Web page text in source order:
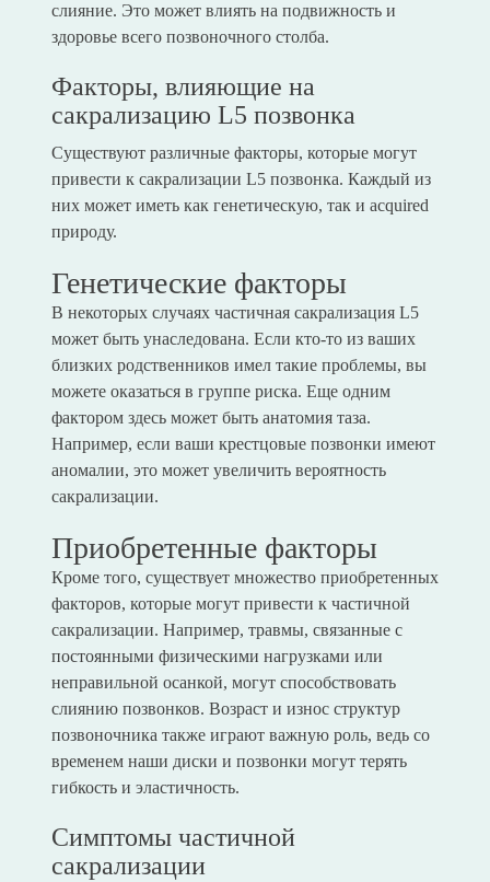
слияние. Это может влиять на подвижность и
здоровье всего позвоночного столба.
Факторы, влияющие на
сакрализацию L5 позвонка
Существуют различные факторы, которые могут
привести к сакрализации L5 позвонка. Каждый из
них может иметь как генетическую, так и acquired
природу.
Генетические факторы
В некоторых случаях частичная сакрализация L5
может быть унаследована. Если кто-то из ваших
близких родственников имел такие проблемы, вы
можете оказаться в группе риска. Еще одним
фактором здесь может быть анатомия таза.
Например, если ваши крестцовые позвонки имеют
аномалии, это может увеличить вероятность
сакрализации.
Приобретенные факторы
Кроме того, существует множество приобретенных
факторов, которые могут привести к частичной
сакрализации. Например, травмы, связанные с
постоянными физическими нагрузками или
неправильной осанкой, могут способствовать
слиянию позвонков. Возраст и износ структур
позвоночника также играют важную роль, ведь со
временем наши диски и позвонки могут терять
гибкость и эластичность.
Симптомы частичной
сакрализации